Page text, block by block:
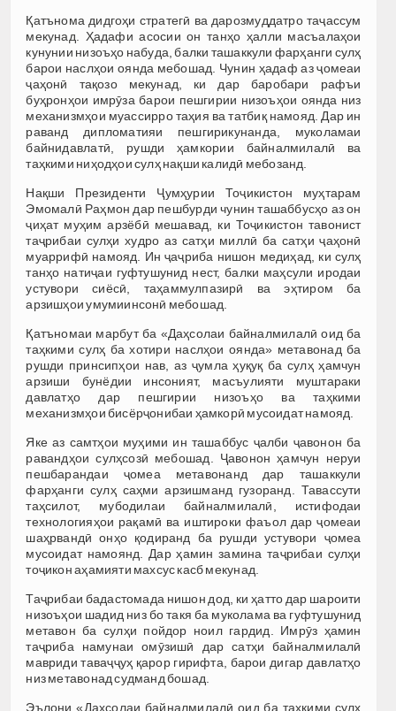
Қатънома дидгоҳи стратегӣ ва дарозмуддатро таҷассум
мекунад. Ҳадафи асосии он танҳо ҳалли масъалаҳои
кунунии низоъҳо набуда, балки ташаккули фарҳанги сулҳ
барои наслҳои оянда мебошад. Чунин ҳадаф аз ҷомеаи
ҷаҳонӣ тақозо мекунад, ки дар баробари рафъи
буҳронҳои имрӯза барои пешгирии низоъҳои оянда низ
механизмҳои муассирро таҳия ва татбиқ намояд. Дар ин
раванд дипломатияи пешгирикунанда, муколамаи
байнидавлатӣ, рушди ҳамкории байналмилалӣ ва
таҳкими ниҳодҳои сулҳ нақши калидӣ мебозанд.
Нақши Президенти Ҷумҳурии Тоҷикистон муҳтарам
Эмомалӣ Раҳмон дар пешбурди чунин ташаббусҳо аз он
ҷиҳат муҳим арзёбӣ мешавад, ки Тоҷикистон тавонист
таҷрибаи сулҳи худро аз сатҳи миллӣ ба сатҳи ҷаҳонӣ
муаррифӣ намояд. Ин ҷаҷриба нишон медиҳад, ки сулҳ
танҳо натиҷаи гуфтушунид нест, балки маҳсули иродаи
устувори сиёсӣ, таҳаммулпазирӣ ва эҳтиром ба
арзишҳои умумиинсонӣ мебошад.
Қатъномаи марбут ба «Даҳсолаи байналмилалӣ оид ба
таҳкими сулҳ ба хотири наслҳои оянда» метавонад ба
рушди принсипҳои нав, аз ҷумла ҳуқуқ ба сулҳ ҳамчун
арзиши бунёдии инсоният, масъулияти муштараки
давлатҳо дар пешгирии низоъҳо ва таҳкими
механизмҳои бисёрҷонибаи ҳамкорӣ мусоидат намояд.
Яке аз самтҳои муҳими ин ташаббус ҷалби ҷавонон ба
равандҳои сулҳсозӣ мебошад. Ҷавонон ҳамчун неруи
пешбарандаи ҷомеа метавонанд дар ташаккули
фарҳанги сулҳ саҳми арзишманд гузоранд. Тавассути
таҳсилот, мубодилаи байналмилалӣ, истифодаи
технологияҳои рақамӣ ва иштироки фаъол дар ҷомеаи
шаҳрвандӣ онҳо қодиранд ба рушди устувори ҷомеа
мусоидат намоянд. Дар ҳамин замина таҷрибаи сулҳи
тоҷикон аҳамияти махсус касб мекунад.
Таҷрибаи бадастомада нишон дод, ки ҳатто дар шароити
низоъҳои шадид низ бо такя ба муколама ва гуфтушунид
метавон ба сулҳи пойдор ноил гардид. Имрӯз ҳамин
таҷриба намунаи омӯзишӣ дар сатҳи байналмилалӣ
мавриди таваҷҷуҳ қарор гирифта, барои дигар давлатҳо
низ метавонад судманд бошад.
Эълони «Даҳсолаи байналмилалӣ оид ба таҳкими сулҳ